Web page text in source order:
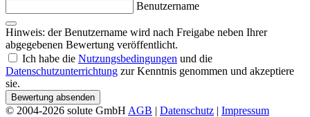
Benutzername
Hinweis: der Benutzername wird nach Freigabe neben Ihrer
abgegebenen Bewertung veröffentlicht.
Ich habe die Nutzungsbedingungen und die
Datenschutzunterrichtung zur Kenntnis genommen und akzeptiere
sie.
Bewertung absenden
© 2004-2026 solute GmbH AGB | Datenschutz | Impressum